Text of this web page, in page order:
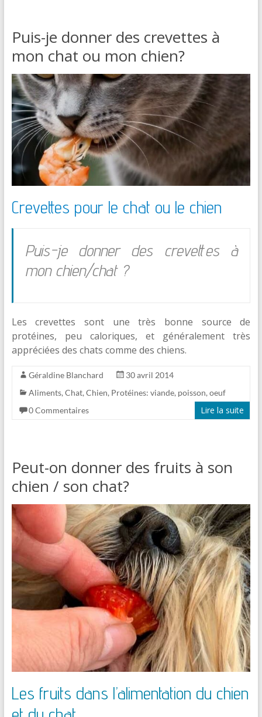
Puis-je donner des crevettes à
mon chat ou mon chien?
Crevettes pour le chat ou le chien
Puis-je donner des crevettes à
mon chien/chat ?
Les crevettes sont une très bonne source de
protéines, peu caloriques, et généralement très
appréciées des chats comme des chiens.
Géraldine Blanchard
30 avril 2014
Aliments, Chat, Chien, Protéines: viande, poisson, oeuf
0 Commentaires
Lire la suite
Peut-on donner des fruits à son
chien / son chat?
Les fruits dans l’alimentation du chien